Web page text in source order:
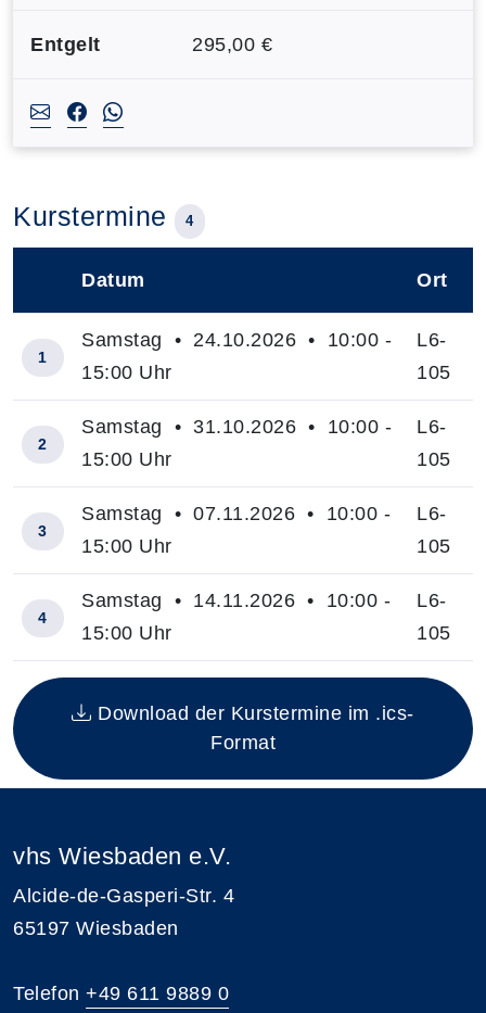
Entgelt 295,00 €
Kurstermine 4
Insgesamt gibt es 4 Termine zum diesen Kurs
Datum Ort
1
Samstag • 24.10.2026 • 10:00 -
15:00 Uhr
L6-
105
2
Samstag • 31.10.2026 • 10:00 -
15:00 Uhr
L6-
105
3
Samstag • 07.11.2026 • 10:00 -
15:00 Uhr
L6-
105
4
Samstag • 14.11.2026 • 10:00 -
15:00 Uhr
L6-
105
Download der Kurstermine im .ics-
Format
vhs Wiesbaden e.V.
Alcide-de-Gasperi-Str. 4
65197 Wiesbaden
Telefon +49 611 9889 0